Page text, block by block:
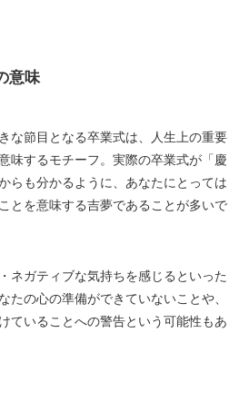
意味
な節目となる卒業式は、人生上の重要
味するモチーフ。実際の卒業式が「慶
らも分かるように、あなたにとっては
とを意味する吉夢であることが多いで
ネガティブな気持ちを感じるといった
たの心の準備ができていないことや、
ていることへの警告という可能性もあ